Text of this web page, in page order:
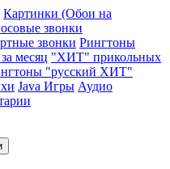
Картинки (Обои на
звонки
звонки Рингтоны
месяц "ХИТ" прикольных
"русский ХИТ"
Java Игры Аудио